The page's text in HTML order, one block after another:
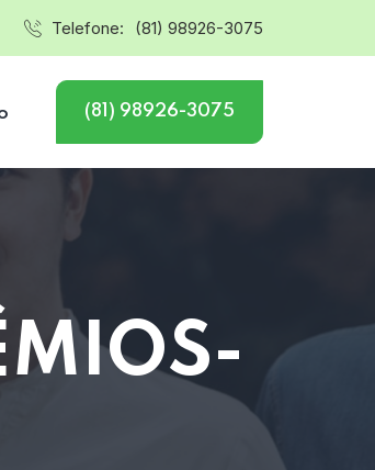
Telefone: (81) 98926-3075
(81) 98926-3075